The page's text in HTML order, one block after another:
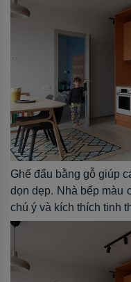
Ghế đẩu bằng gỗ giúp
dọn dẹp. Nhà bếp màu
chú ý và kích thích tinh